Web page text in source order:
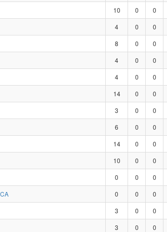
10 0 0
4 0 0
8 0 0
4 0 0
4 0 0
14 0 0
3 0 0
6 0 0
14 0 0
10 0 0
0 0 0
0 0 0
3 0 0
3 0 0